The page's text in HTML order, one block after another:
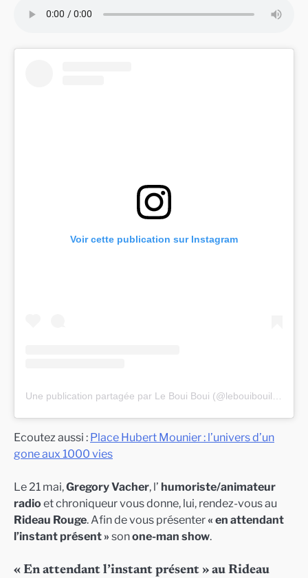
Voir cette publication sur Instagram
Ecoutez aussi : Place Hubert Mounier : l’univers d’un
gone aux 1000 vies
Le 21 mai,Gregory Vacher, l’ humoriste/animateur
radio et chroniqueur vous donne, lui, rendez-vous au
Rideau Rouge. Afin de vous présenter« en attendant
l’instant présent » sonone-man show.
« En attendant l’instant présent » au Rideau